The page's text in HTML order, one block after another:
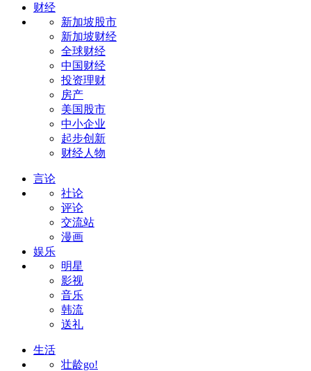
财经
新加坡股市
新加坡财经
全球财经
中国财经
投资理财
房产
美国股市
中小企业
起步创新
财经人物
言论
社论
评论
交流站
漫画
娱乐
明星
影视
音乐
韩流
送礼
生活
壮龄go!